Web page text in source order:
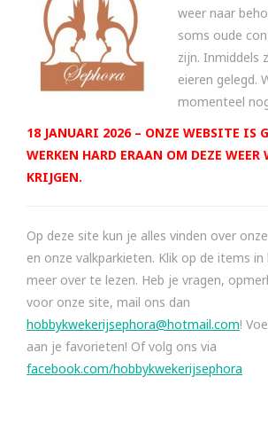
weer naar
soms oude
zijn. Inmiddels
eieren gelegd.
momenteel
18 JANUARI 2026 – ONZE WEBSITE IS
WERKEN HARD ERAAN OM DEZE WEER
KRIJGEN.
Op deze site kun je alles vinden over
en onze valkparkieten. Klik op de items
meer over te lezen. Heb je vragen,
voor onze site, mail ons dan
hobbykwekerijsephora@hotmail.com!
aan je favorieten! Of volg ons via
facebook.com/hobbykwekerijsephora